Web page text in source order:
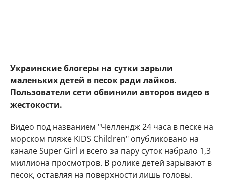
Украинские блогеры на сутки зарыли
маленьких детей в песок ради лайков.
Пользователи сети обвинили авторов видео в
жестокости.
Видео под названием "Челлендж 24 часа в песке на
морском пляже KIDS Children" опубликовано на
канале Super Girl и всего за пару суток набрало 1,3
миллиона просмотров. В ролике детей зарывают в
песок, оставляя на поверхности лишь головы.